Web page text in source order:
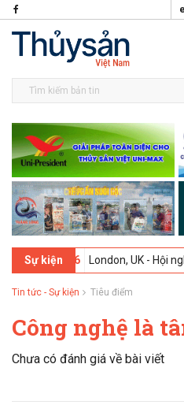
Sự kiện
London, UK - Hội nghị
Tin tức - Sự kiện Tiêu điểm
Công nghệ là
Chưa có đánh giá về bài viết